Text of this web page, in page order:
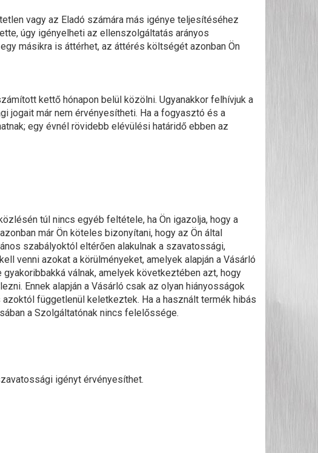
vagy az Eladó számára más igénye teljesítéséhez
úgy igényelheti az ellenszolgáltatás arányos
másikra is áttérhet, az áttérés költségét azonban Ön
kettő hónapon belül közölni. Ugyanakkor felhívjuk a
már nem érvényesítheti. Ha a fogyasztó és a
egy évnél rövidebb elévülési határidő ebben az
túl nincs egyéb feltétele, ha Ön igazolja, hogy a
már Ön köteles bizonyítani, hogy az Ön által
szabályoktól eltérően alakulnak a szavatossági,
venni azokat a körülményeket, amelyek alapján a Vásárló
válnak, amelyek következtében azt, hogy
Ennek alapján a Vásárló csak az olyan hiányosságok
függetlenül keletkeztek. Ha a használt termék hibás
a Szolgáltatónak nincs felelőssége.
igényt érvényesíthet.